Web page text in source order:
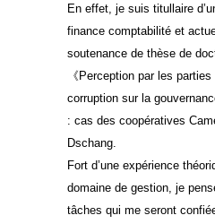
En effet, je suis titullaire
finance comptabilité et
soutenance de thèse de
《Perception par les
corruption sur la
: cas des coopératives
Dschang.
Fort d’une expérience
domaine de gestion, je
tâches qui me seront